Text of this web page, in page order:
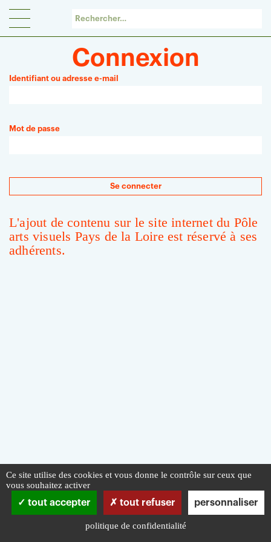
Connexion
Identifiant ou adresse e-mail
Mot de passe
L'ajout de contenu sur le site internet du Pôle
arts visuels Pays de la Loire est réservé à ses
adhérents.
Ce site utilise des cookies et vous donne le contrôle sur ceux que
vous souhaitez activer
tout accepter
tout refuser personnaliser
politique de confidentialité